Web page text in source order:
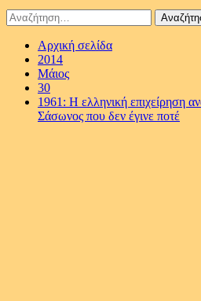
Αναζήτηση
για:
Αρχική σελίδα
2014
Μάιος
30
1961: Η ελληνική επιχείρηση
Σάσωνος που δεν έγινε ποτέ